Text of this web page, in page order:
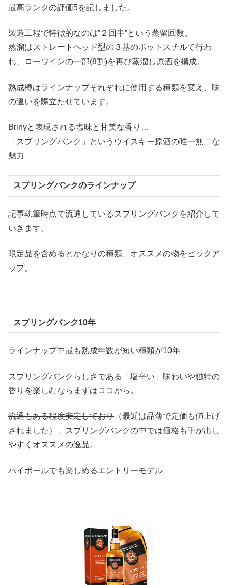
最高ランクの評価5を記しました。
製造工程で特徴的なのは”２回半”という蒸留回数。
蒸溜はストレートヘッド型の３基のポットスチルで行わ
れ、ローワインの一部(8割)を再び蒸溜し原酒を構成。
熟成樽はラインナップそれぞれに使用する種類を変え、味
の違いを際立たせています。
Brinyと表現される塩味と甘美な香り…
「スプリングバンク」というウイスキー原酒の唯一無二な
魅力
スプリングバンクのラインナップ
記事執筆時点で流通しているスプリングバンクを紹介して
いきます。
限定品を含めるとかなりの種類、オススメの物をピックア
ップ。
スプリングバンク10年
ラインナップ中最も熟成年数が短い種類が10年
スプリングバンクらしさである「塩辛い」味わいや独特の
香りを楽しむならまずはココから。
流通もある程度安定しており （最近は品薄で定価も値上げ
されました）、スプリングバンクの中では価格も手が出し
やすくオススメの逸品。
ハイボールでも楽しめるエントリーモデル